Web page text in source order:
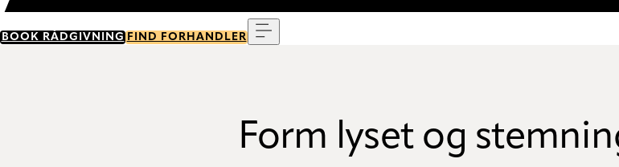
BOOK RÅDGIVNING FIND FORHANDLER
Form lyset og